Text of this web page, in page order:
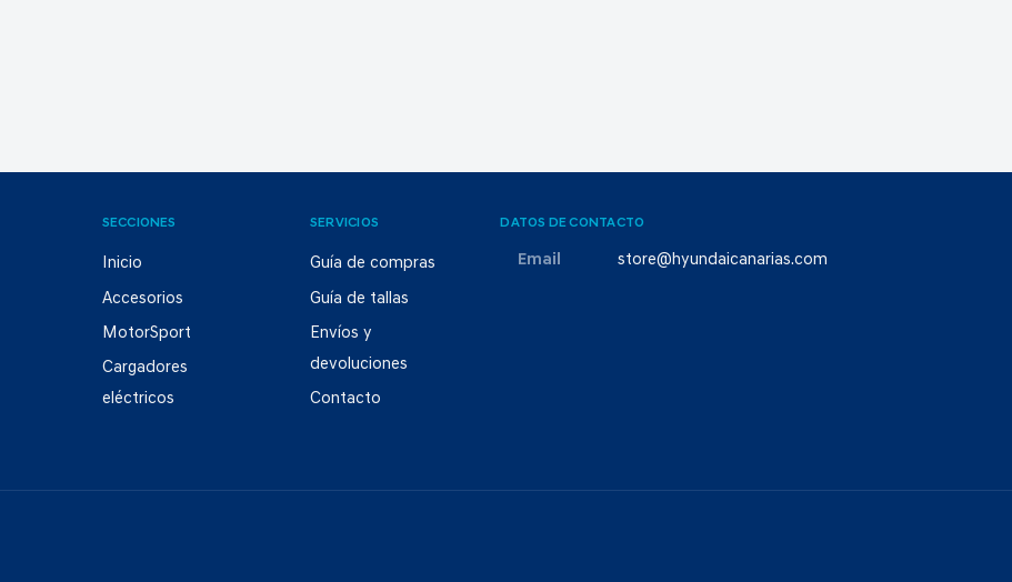
SECCIONES
Inicio
Accesorios
MotorSport
Cargadores
eléctricos
SERVICIOS
Guía de compras
Guía de tallas
Envíos y
devoluciones
Contacto
DATOS DE CONTACTO
Email store@hyundaicanarias.com